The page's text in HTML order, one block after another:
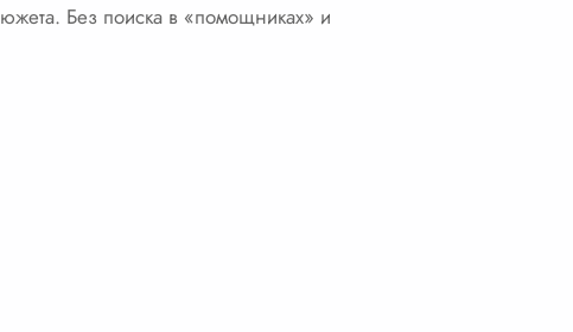
Без поиска в «помощниках» и